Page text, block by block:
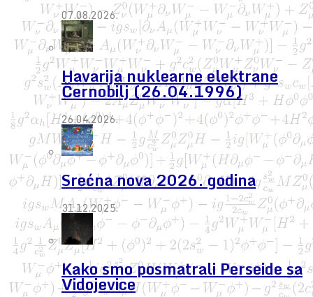
07.08.2026.
Havarija nuklearne elektrane
Černobilj (26.04.1996)
26.04.2026.
Srećna nova 2026. godina
31.12.2025.
Kako smo posmatrali Perseide sa
Vidojevice